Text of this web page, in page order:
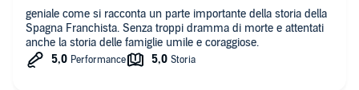
geniale come si racconta un parte importante della storia della
Spagna Franchista. Senza troppi dramma di morte e attentati
anche la storia delle famiglie umile e coraggiose.